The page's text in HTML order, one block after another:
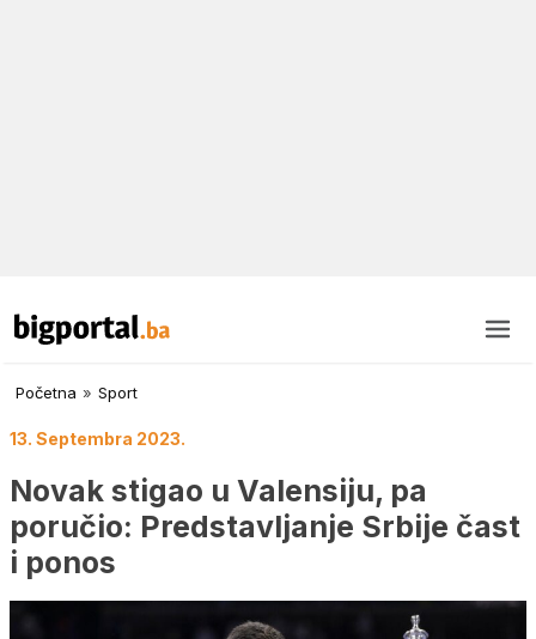
Početna » Sport
13. Septembra 2023.
Novak stigao u Valensiju, pa
poručio: Predstavljanje Srbije čast
i ponos